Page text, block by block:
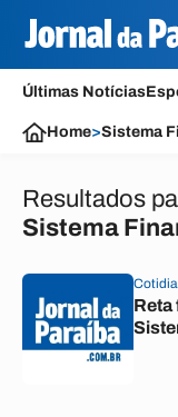
Últimas Notícias
Home>Sistema
Resultados
Sistema
Reta